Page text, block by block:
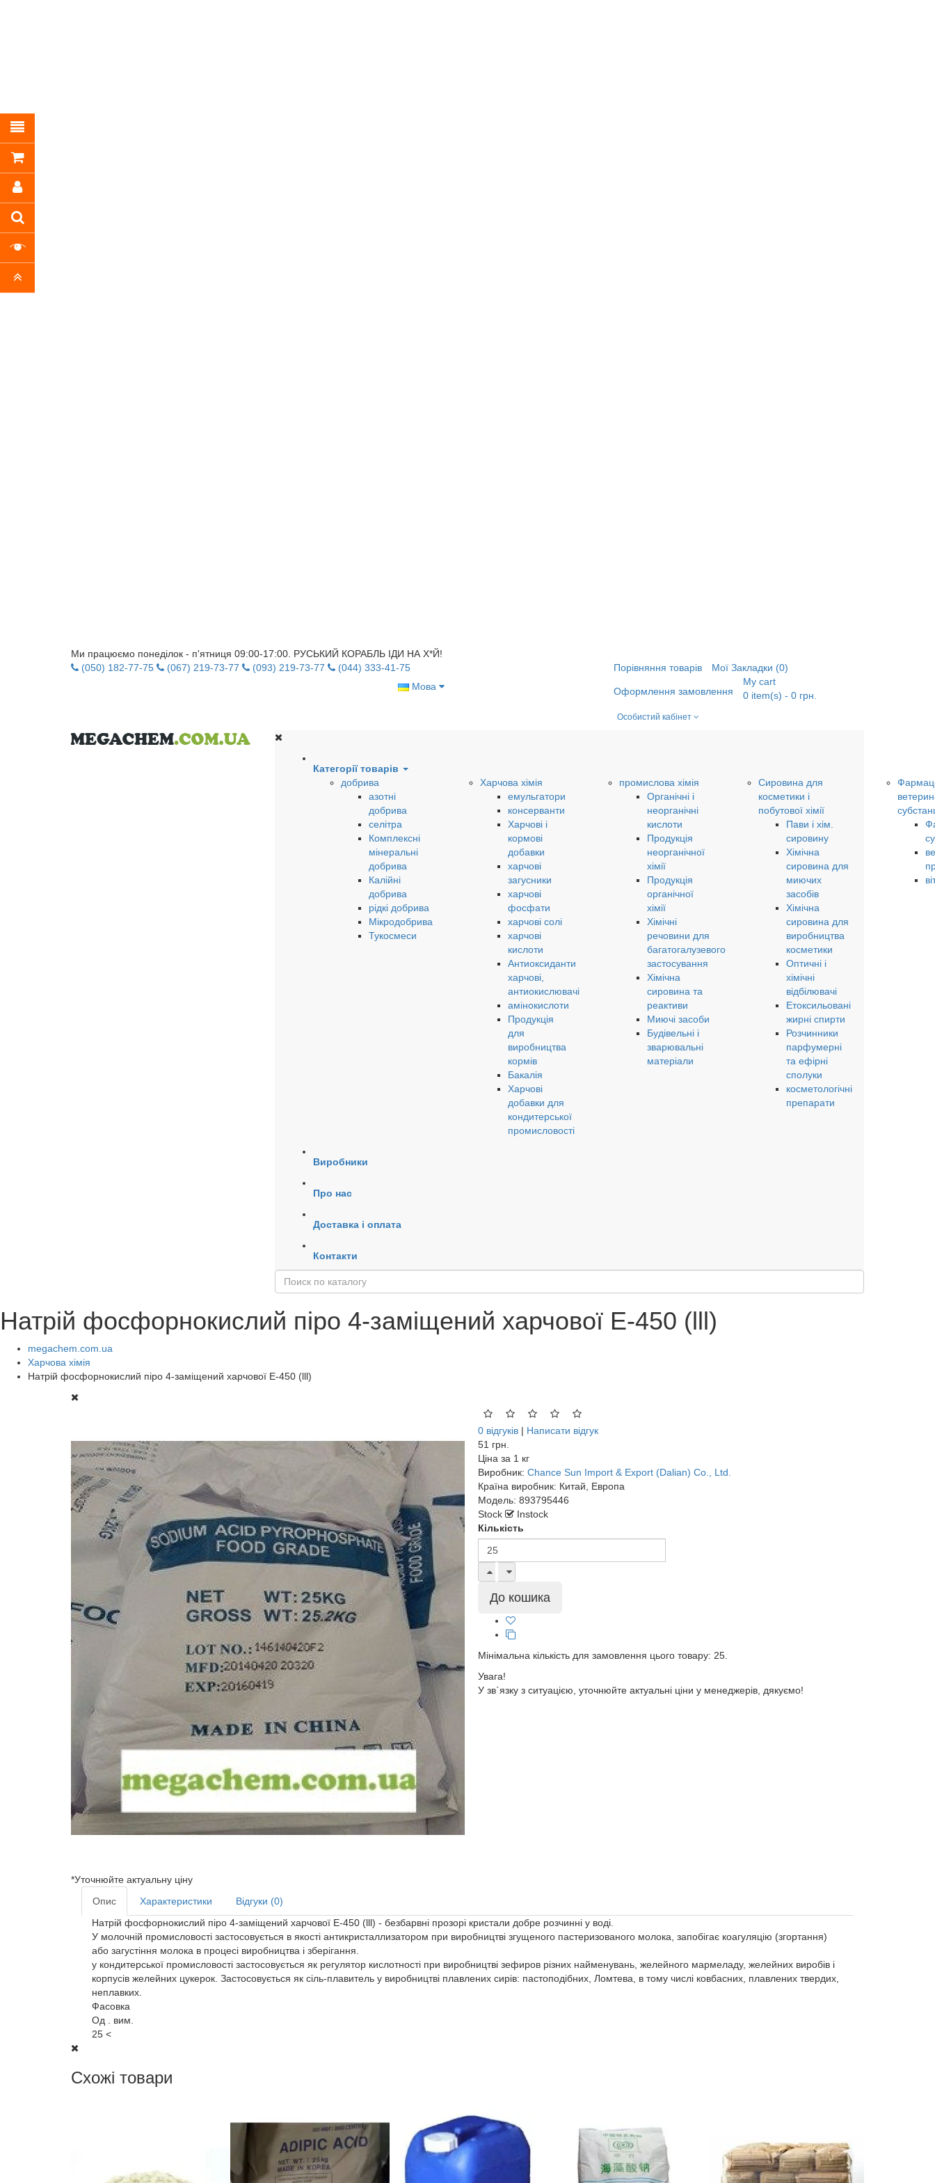
Ми працюємо понеділок - п'ятниця 09:00-17:00. РУСЬКИЙ КОРАБЛЬ ІДИ НА Х*Й!
(050) 182-77-75
(067) 219-73-77 (093) 219-73-77
(044) 333-41-75
Мова
Порівняння товарів Мої Закладки (0)
Оформлення замовлення
My cart
0 item(s) - 0 грн.
Особистий кабінет
Категорії товарів
добрива
азотні
добрива
селітра
Комплексні
мінеральні
добрива
Калійні
добрива
рідкі добрива
Мікродобрива
Тукосмеси
Харчова хімія
емульгатори
консерванти
Харчові і
кормові
добавки
харчові
загусники
харчові
фосфати
харчові солі
харчові
кислоти
Антиоксиданти
харчові,
антиокислювачі
амінокислоти
Продукція
для
виробництва
кормів
Бакалія
Харчові
добавки для
кондитерської
промисловості
промислова хімія
Органічні і
неорганічні
кислоти
Продукція
неорганічної
хімії
Продукція
органічної
хімії
Хімічні
речовини для
багатогалузевого
застосування
Хімічна
сировина та
реактиви
Миючі засоби
Будівельні і
зварювальні
матеріали
Сировина для
косметики і
побутової хімії
Пави і хім.
сировину
Хімічна
сировина для
миючих
засобів
Хімічна
сировина для
виробництва
косметики
Оптичні і
хімічні
відбілювачі
Етоксильовані
жирні спирти
Розчинники
парфумерні
та ефірні
сполуки
косметологічні
препарати
Виробники
Про нас
Доставка і оплата
Контакти
Натрій фосфорнокислий піро 4-заміщений харчової Е-450 (lll)
megachem.com.ua
Харчова хімія
Натрій фосфорнокислий піро 4-заміщений харчової Е-450 (lll)
*Уточнюйте актуальну ціну
0 відгуків | Написати відгук
51 грн.
Ціна за 1 кг
Виробник: Chance Sun Import & Export (Dalian) Co., Ltd.
Країна виробник: Китай, Европа
Модель: 893795446
Stock
Instock
Кількість
Мінімальна кількість для замовлення цього товару: 25.
Увага!
У зв`язку з ситуацією, уточнюйте актуальні ціни у менеджерів, дякуємо!
Опис Характеристики
Відгуки (0)
Натрій фосфорнокислий піро 4-заміщений харчової Е-450 (lll) - безбарвні прозорі кристали добре розчинні у воді.
У молочній промисловості застосовується в якості антикристаллизатором при виробництві згущеного пастеризованого молока, запобігає коагуляцію (згортання)
або загустіння молока в процесі виробництва і зберігання.
у кондитерської промисловості застосовується як регулятор кислотності при виробництві зефиров різних найменувань, желейного мармеладу, желейних виробів і
корпусів желейних цукерок. Застосовується як сіль-плавитель у виробництві плавлених сирів: пастоподібних, Ломтева, в тому числі ковбасних, плавлених твердих,
неплавких.
Фасовка
Од . вим.
25 <
Схожі товари